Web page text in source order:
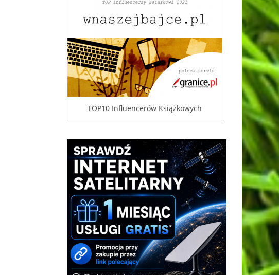
TOP10 Influencerów Książkowych